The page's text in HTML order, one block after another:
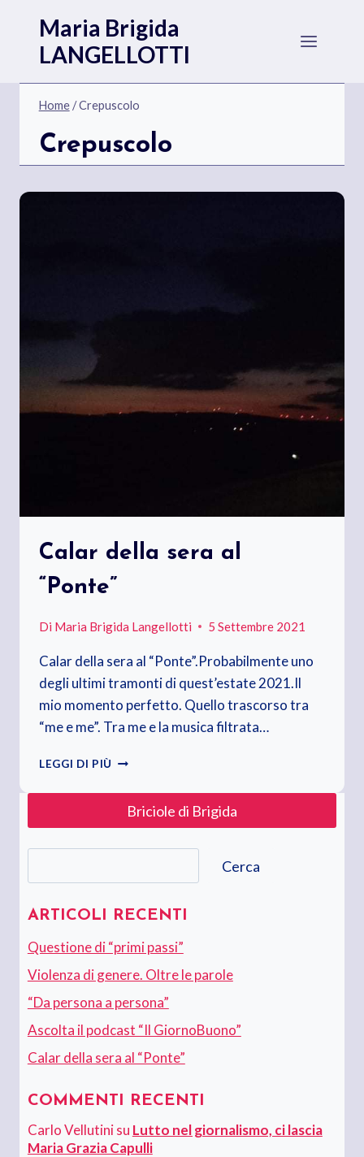
contenuto
Maria Brigida
LANGELLOTTI
Home/Crepuscolo
Crepuscolo
Calar della sera al
“Ponte”
Di Maria Brigida Langellotti 5 Settembre 2021
Calar della sera al “Ponte”.Probabilmente uno
degli ultimi tramonti di quest’estate 2021.Il
mio momento perfetto. Quello trascorso tra
“me e me”. Tra me e la musica filtrata…
LEGGI DI PIÙ CALAR
SERA
“PONTE”
Briciole di Brigida
Cerca
ARTICOLI RECENTI
Questione di “primi passi”
Violenza di genere. Oltre le parole
“Da persona a persona”
Ascolta il podcast “Il GiornoBuono”
Calar della sera al “Ponte”
COMMENTI RECENTI
Carlo Vellutinisu Lutto nel giornalismo, ci lascia
Maria Grazia Capulli